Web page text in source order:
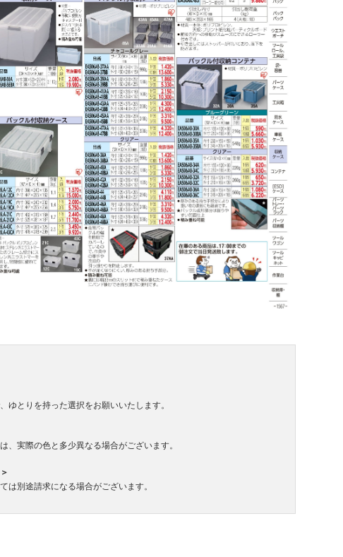
ゆとりを持った選択をお願いいたします。
、実際の色と多少異なる場合がございます。
は別途請求になる場合がございます。